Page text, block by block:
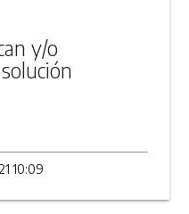
y/o
10:09